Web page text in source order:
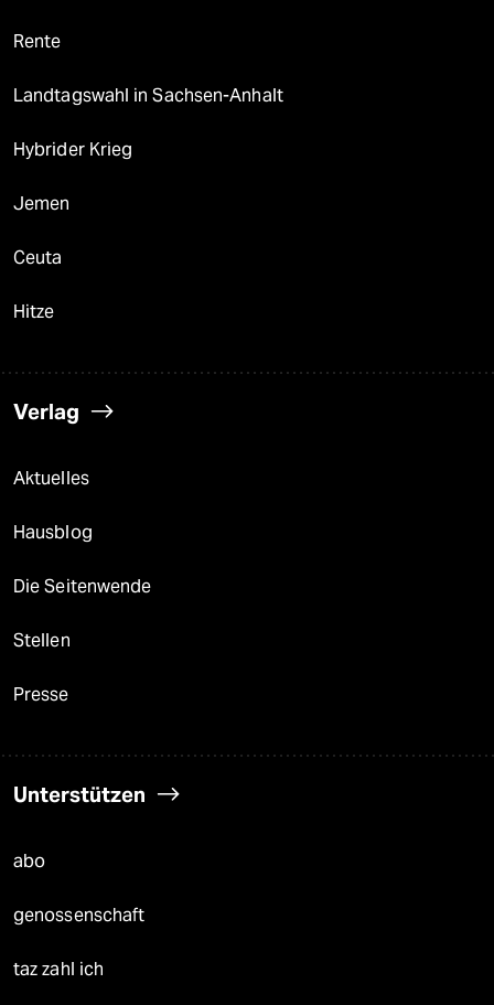
Rente
Landtagswahl in Sachsen-Anhalt
Hybrider Krieg
Jemen
Ceuta
Hitze
Verlag
Aktuelles
Hausblog
Die Seitenwende
Stellen
Presse
Unterstützen
abo
genossenschaft
taz zahl ich